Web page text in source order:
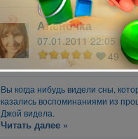
Алёночkа
07.01.2011 22:05
49
Вы когда нибудь видели сны,
казались воспоминаниями из
Джой видела.
Читать далее »